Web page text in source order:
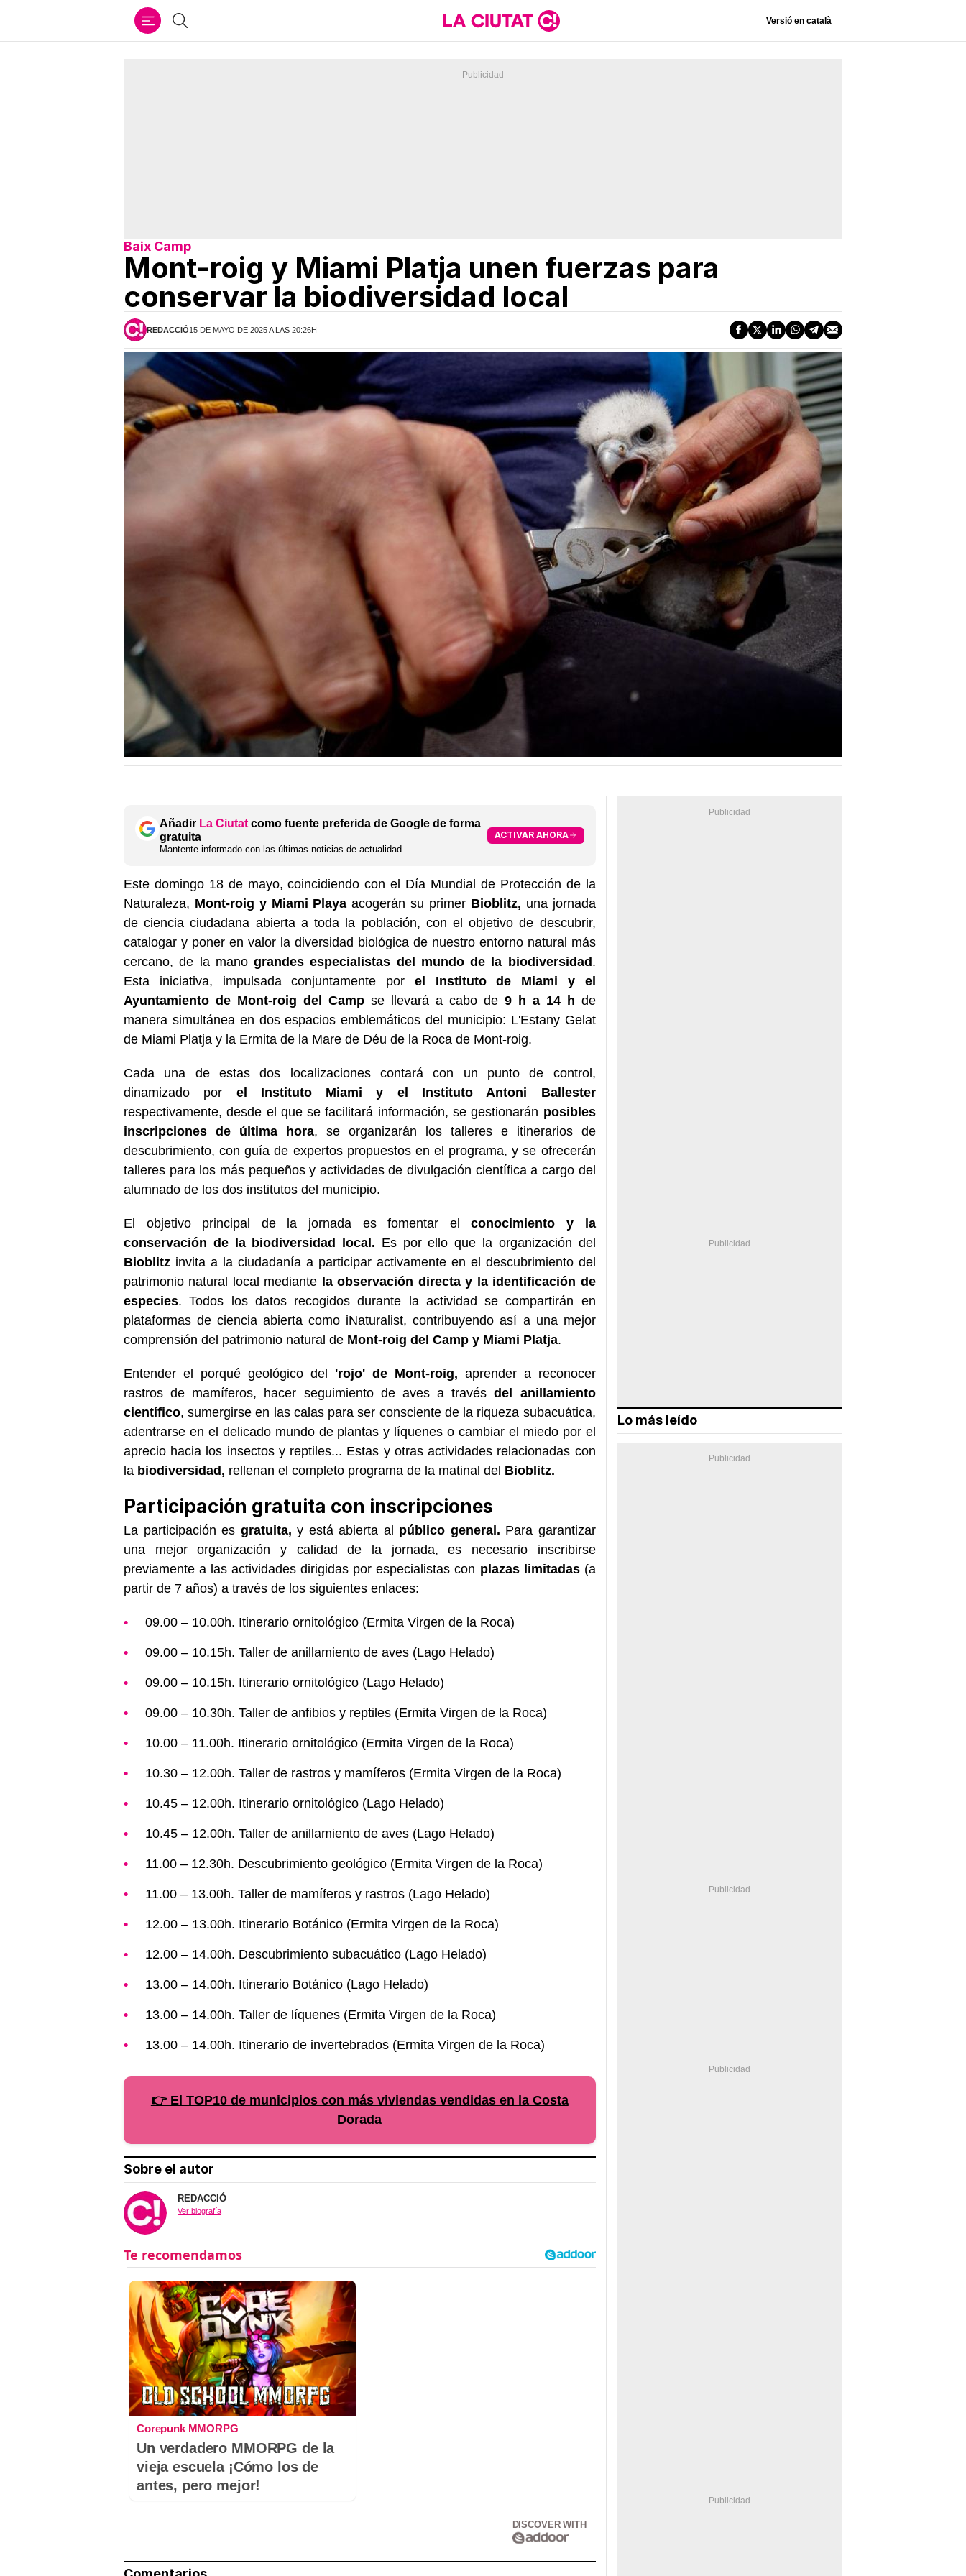
Buscar Versió en català
Baix Camp
Mont-roig y Miami Platja unen fuerzas para
conservar la biodiversidad local
REDACCIÓ15 DE MAYO DE 2025 A LAS 20:26H
Añadir La Ciutat como fuente preferida de Google de forma
gratuita
Mantente informado con las últimas noticias de actualidad
ACTIVAR AHORA
Este domingo 18 de mayo, coincidiendo con el Día Mundial de Protección de la
Naturaleza, Mont-roig y Miami Playa acogerán su primer Bioblitz, una jornada
de ciencia ciudadana abierta a toda la población, con el objetivo de descubrir,
catalogar y poner en valor la diversidad biológica de nuestro entorno natural más
cercano, de la manograndes especialistas del mundo de la biodiversidad.
Esta iniciativa, impulsada conjuntamente por el Instituto de Miami y el
Ayuntamiento de Mont-roig del Campse llevará a cabo de 9 h a 14 h de
manera simultánea en dos espacios emblemáticos del municipio: L'Estany Gelat
de Miami Platja y la Ermita de la Mare de Déu de la Roca de Mont-roig.
Cada una de estas dos localizaciones contará con un punto de control,
dinamizado por el Instituto Miami y el Instituto Antoni Ballester
respectivamente, desde el que se facilitará información, se gestionarán posibles
inscripciones de última hora, se organizarán los talleres e itinerarios de
descubrimiento, con guía de expertos propuestos en el programa, y se ofrecerán
talleres para los más pequeños y actividades de divulgación científica a cargo del
alumnado de los dos institutos del municipio.
El objetivo principal de la jornada es fomentar elconocimiento y la
conservación de la biodiversidad local. Es por ello que la organización del
Bioblitz invita a la ciudadanía a participar activamente en el descubrimiento del
patrimonio natural local mediante la observación directa y la identificación de
especies. Todos los datos recogidos durante la actividad se compartirán en
plataformas de ciencia abierta como iNaturalist, contribuyendo así a una mejor
comprensión del patrimonio natural de Mont-roig del Camp y Miami Platja.
Entender el porqué geológico del 'rojo' de Mont-roig, aprender a reconocer
rastros de mamíferos, hacer seguimiento de aves a través del anillamiento
científico, sumergirse en las calas para ser consciente de la riqueza subacuática,
adentrarse en el delicado mundo de plantas y líquenes o cambiar el miedo por el
aprecio hacia los insectos y reptiles... Estas y otras actividades relacionadas con
la biodiversidad, rellenan el completo programa de la matinal del Bioblitz.
Participación gratuita con inscripciones
La participación es gratuita, y está abierta al público general. Para garantizar
una mejor organización y calidad de la jornada, es necesario inscribirse
previamente a las actividades dirigidas por especialistas con plazas limitadas(a
partir de 7 años) a través de los siguientes enlaces:
09.00 – 10.00h. Itinerario ornitológico (Ermita Virgen de la Roca)
09.00 – 10.15h. Taller de anillamiento de aves (Lago Helado)
09.00 – 10.15h. Itinerario ornitológico (Lago Helado)
09.00 – 10.30h. Taller de anfibios y reptiles (Ermita Virgen de la Roca)
10.00 – 11.00h. Itinerario ornitológico (Ermita Virgen de la Roca)
10.30 – 12.00h. Taller de rastros y mamíferos (Ermita Virgen de la Roca)
10.45 – 12.00h. Itinerario ornitológico (Lago Helado)
10.45 – 12.00h. Taller de anillamiento de aves (Lago Helado)
11.00 – 12.30h. Descubrimiento geológico (Ermita Virgen de la Roca)
11.00 – 13.00h. Taller de mamíferos y rastros (Lago Helado)
12.00 – 13.00h. Itinerario Botánico (Ermita Virgen de la Roca)
12.00 – 14.00h. Descubrimiento subacuático (Lago Helado)
13.00 – 14.00h. Itinerario Botánico (Lago Helado)
13.00 – 14.00h. Taller de líquenes (Ermita Virgen de la Roca)
13.00 – 14.00h. Itinerario de invertebrados (Ermita Virgen de la Roca)
👉 El TOP10 de municipios con más viviendas vendidas en la Costa
Dorada
Sobre el autor
REDACCIÓ
Ver biografía
Corepunk MMORPG
Un verdadero MMORPG de la
vieja escuela ¡Cómo los de
antes, pero mejor!
DISCOVER WITH
Lo más leído